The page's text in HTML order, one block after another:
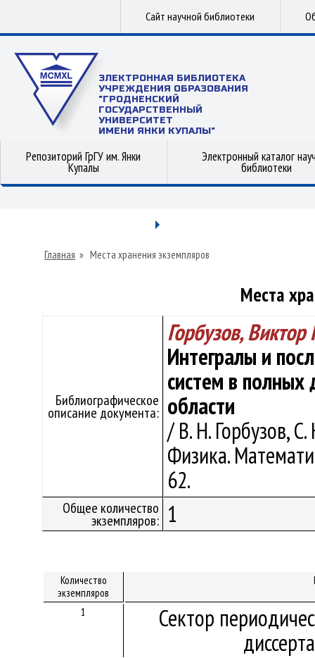
Сайт научной библиотеки
ЭЛЕКТРОННАЯ БИБЛИОТЕКА
УЧРЕЖДЕНИЯ ОБРАЗОВАНИЯ
"ГРОДНЕНСКИЙ
ГОСУДАРСТВЕННЫЙ
УНИВЕРСИТЕТ
ИМЕНИ ЯНКИ КУПАЛЫ"
Репозиторий ГрГУ им. Янки
Купалы
Электронный каталог
библиотеки
Главная » Места хранения экземпляров
Места
Библиографическое
описание документа:
Горбузов,
Интегралы и
систем в
области
/ В. Н. Горбузов,
Физика.
62.
Общее количество
экземпляров: 1
Количество
экземпляров
1
Сектор